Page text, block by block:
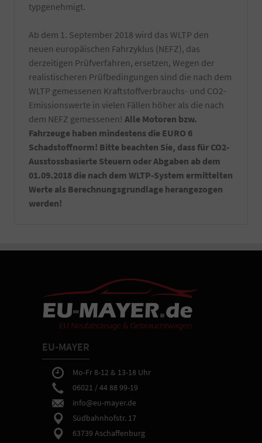
kurz
vor
Fahrzeugabholung
bzw.
Fahrzeugübergabe.
-
Notfallset
Verbandsmaterial,
Warndreieck,
Maske,
Warnweste)
Ein
Satz
erhalten
bei
Abholung
in
Aschaffenburg
sowie
Fahrzeugtechnik.
typgenehmigt.
Ab dem 1. September 2018 wird das WLTP den
neuen europäischen Fahrzyklus (NEFZ), das
derzeitigen Prüfverfahren, ersetzen, Wegen der
realistischeren Prüfbedingungen sind die nach dem
WLTP gemessenen Kraftstoffverbrauchs- und CO2-
Emissionswerte in vielen Fällen höher als die nach
dem NEFZ gemessenen! Alle Motoren bzw.
Fahrzeuge haben mindestens die EURO 6
Schadstoffnorm! Bitte beachten Sie, dass für CO2-
Ausstossbasierte Steuern oder Abgaben ab dem
01.09.2018 die nach dem WLTP-System ermittelten
Werte als Berechnungsgrundlage herangezogen
werden!
EU-MAYER
Mo-Fr 8-12 & 13-18 Uhr
06021 / 44 88 99-19
info@eu-mayer.de
Südbahnhofstr. 17
63739 Aschaffenburg